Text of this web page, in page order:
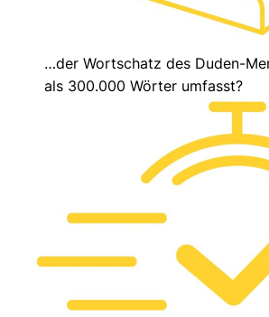
…der Wortschatz des Duden-
als 300.000 Wörter umfasst?